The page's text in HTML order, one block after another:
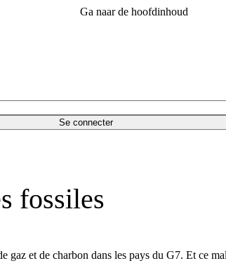
Ga naar de hoofdinhoud
Se connecter
fossiles
et de charbon dans les pays du G7. Et ce